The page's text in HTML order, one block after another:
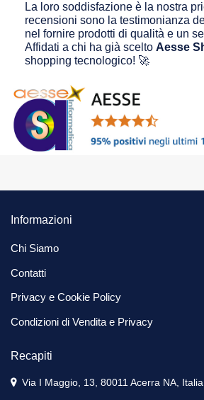
La loro soddisfazione è la nostra
recensioni sono la testimonianza
nel fornire prodotti di qualità e un
Affidati a chi ha già scelto Aesse
shopping tecnologico! 🚀
Informazioni
Chi Siamo
Contatti
Privacy e Cookie Policy
Condizioni di Vendita e Privacy
Recapiti
Via I Maggio, 13, 80011 Acerra NA, Italia